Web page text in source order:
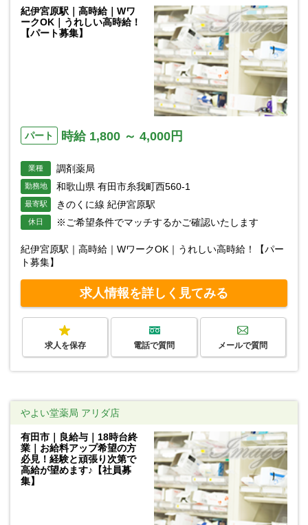
紀伊宮原駅｜高時給｜Wワ
ークOK｜うれしい高時給！
【パート募集】
パート 時給 1,800 ～ 4,000円
業種 調剤薬局
勤務地 和歌山県 有田市糸我町西560-1
最寄駅 きのくに線 紀伊宮原駅
休日 ※ご希望条件でマッチするかご確認いたします
紀伊宮原駅｜高時給｜WワークOK｜うれしい高時給！【パー
ト募集】
求人情報を詳しく見てみる
求人を保存 電話で質問 メールで質問
やよい堂薬局 アリダ店
有田市｜良給与｜18時台終
業｜お給料アップ希望の方
必見！経験と頑張り次第で
高給が望めます♪【社員募
集】